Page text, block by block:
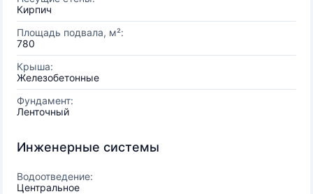
Кирпич
Площадь подвала, м²:
780
Крыша:
Железобетонные
Фундамент:
Ленточный
Инженерные системы
Водоотведение:
Центральное